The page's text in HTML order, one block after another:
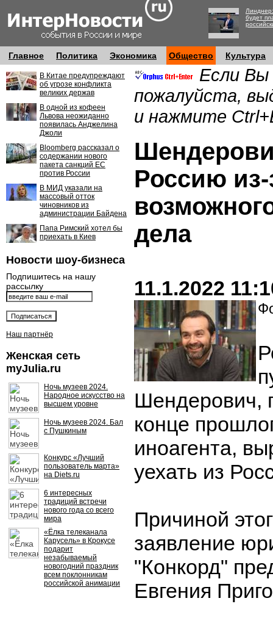
будет
Главное Политика Экономика Общество Культура
В Китае предупреждают
об угрозе конфликта
великих держав
В одной из кофеен
Львова неожиданно
появилась Анджелина
Джоли
Bloomberg рассказал о
содержании нового
пакета санкций ЕС
против России
В МИД указали на
массовый отток
чиновников из
администрации Байдена
Папа Римский хотел бы
приехать в Киев
Новости шоу-бизнеса
Подпишитесь на нашу
рассылку
Наш партнёр
Женская сеть
myJulia.ru
Ночь музеев 2024.
Народное искусство на
высшем уровне
Ночь музеев 2024. Бал
с Пушкиным
Конкурс «Лучший
пользователь марта»
на Diets.ru
6 интересных
традиций встречи
нового года со всего
мира
«Ёлка телеканала
Карусель» в Крокусе
подарит
незабываемый
новогодний праздник
всем поклонникам
российской анимации
Если Вы
пожалуйста,
и нажмите
Россию из-
дела
11.1.2022
Шендерович,
конце
иноагента,
уехать из
Причиной
заявление
"Конкорд"
Евгения